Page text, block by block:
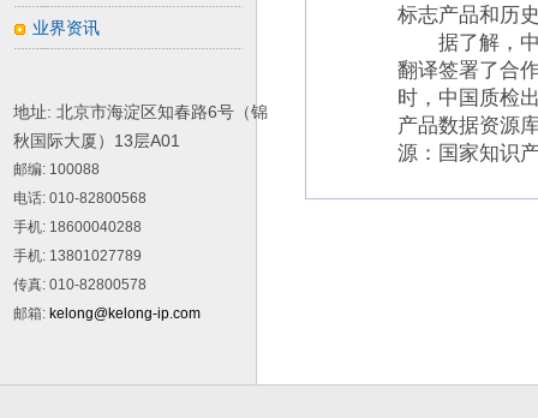
业界资讯
地址: 北京市海淀区知春路6号（锦
秋国际大厦）13层A01
邮编: 100088
电话: 010-82800568
手机: 18600040288
手机: 13801027789
传真: 010-82800578
邮箱: kelong@kelong-ip.com
标志产品和历
据了解，中
翻译签署了合
时，中国质检
产品数据资源
源：国家知识